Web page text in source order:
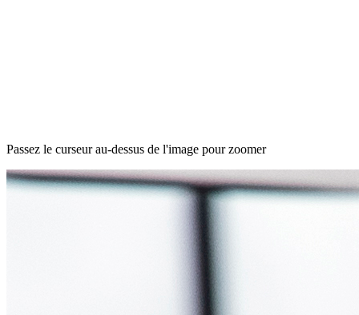
Passez le curseur au-dessus de l'image pour zoomer